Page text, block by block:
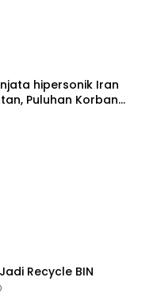
hipersonik Iran
Puluhan Korban
dan Ratusan Terluka
Recycle BIN